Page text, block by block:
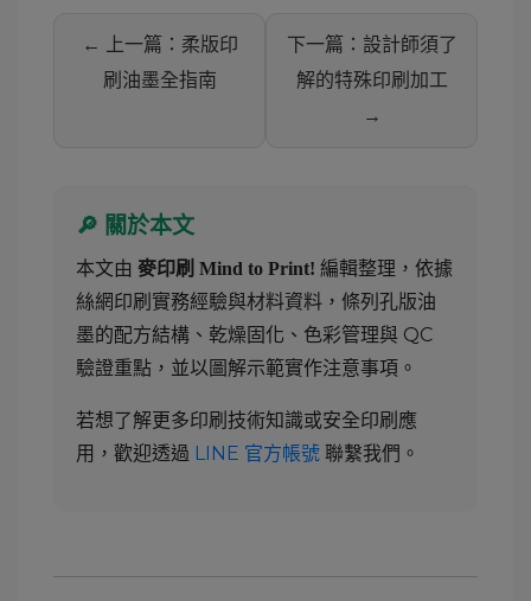
← 上一篇：柔版印
刷油墨全指南
下一篇：設計師須了
解的特殊印刷加工
→
🔎 關於本文
本文由麥印刷 Mind to Print! 編輯整理，依據
絲網印刷實務經驗與材料資料，條列孔版油
墨的配方結構、乾燥固化、色彩管理與 QC
驗證重點，並以圖解示範實作注意事項。
若想了解更多印刷技術知識或安全印刷應
用，歡迎透過 LINE 官方帳號 聯繫我們。